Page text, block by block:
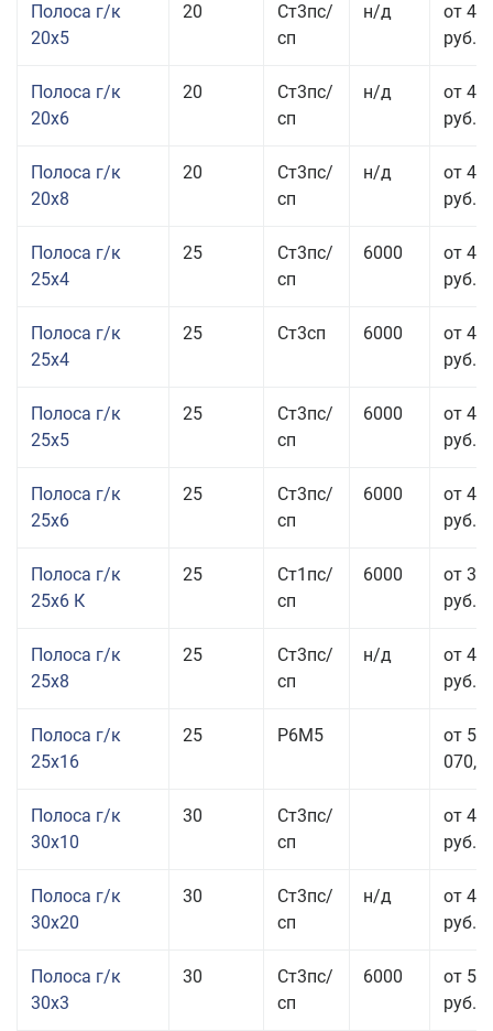
Полоса г/к
20x5
20
Ст3пс/
сп
н/д
от 43
руб.
Полоса г/к
20x6
20
Ст3пс/
сп
н/д
от 45
руб.
Полоса г/к
20x8
20
Ст3пс/
сп
н/д
от 45
руб.
Полоса г/к
25x4
25
Ст3пс/
сп
6000
от 43
руб.
Полоса г/к
25x4
25 Ст3сп 6000
от 43
руб.
Полоса г/к
25x5
25
Ст3пс/
сп
6000
от 42
руб.
Полоса г/к
25x6
25
Ст3пс/
сп
6000
от 44
руб.
Полоса г/к
25x6 К
25
Ст1пс/
сп
6000
от 35
руб.
Полоса г/к
25x8
25
Ст3пс/
сп
н/д
от 44
руб.
Полоса г/к
25x16
25 Р6М5
от
Полоса г/к
30x10
30
Ст3пс/
сп
от 46
руб.
Полоса г/к
30x20
30
Ст3пс/
сп
н/д
от 44
руб.
Полоса г/к
30x3
30
Ст3пс/
сп
6000
от 50
руб.